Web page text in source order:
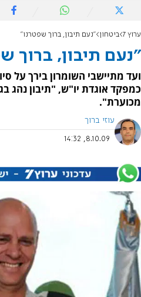
ערוץ 7 ביטחון "נעם תיבון, ברוך שפטרנו"
"נעם תיבון, ברוך
ועד מתיישבי השומרון בירך על
כמפקד אוגדת יו"ש, "תיבון נהג
מכוערת".
עוזי ברוך
8.10.09, 14:32